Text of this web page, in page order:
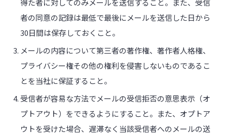
者の同意の記録は最低で最後にメールを送信した日から
30日間は保存しておくこと。
メールの内容について第三者の著作権、著作者人格権、
プライバシー権その他の権利を侵害しないものであるこ
とを当社に保証すること。
受信者が容易な方法でメールの受信拒否の意思表示（オ
プトアウト）をできるようにすること。また、オプトア
ウトを受けた場合、遅滞なく当該受信者へのメールの送